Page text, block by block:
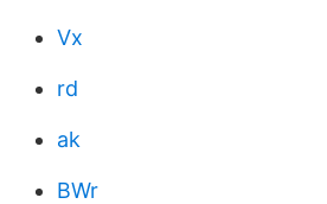
Vx
rd
ak
BWr